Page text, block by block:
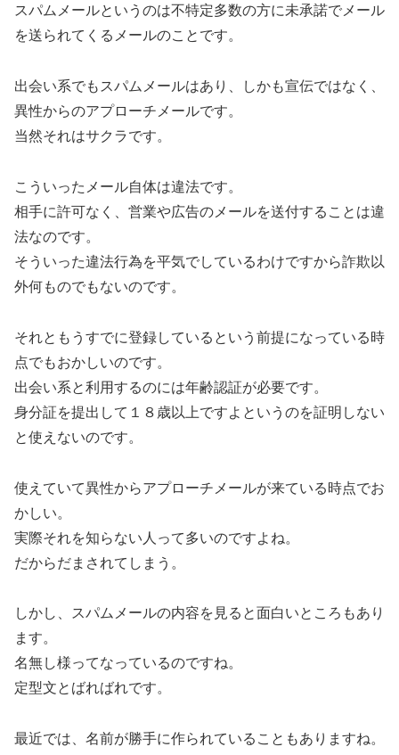
スパムメールというのは不特定多数の方に未承諾でメール
を送られてくるメールのことです。
出会い系でもスパムメールはあり、しかも宣伝ではなく、
異性からのアプローチメールです。
当然それはサクラです。
こういったメール自体は違法です。
相手に許可なく、営業や広告のメールを送付することは違
法なのです。
そういった違法行為を平気でしているわけですから詐欺以
外何ものでもないのです。
それともうすでに登録しているという前提になっている時
点でもおかしいのです。
出会い系と利用するのには年齢認証が必要です。
身分証を提出して１８歳以上ですよというのを証明しない
と使えないのです。
使えていて異性からアプローチメールが来ている時点でお
かしい。
実際それを知らない人って多いのですよね。
だからだまされてしまう。
しかし、スパムメールの内容を見ると面白いところもあり
ます。
名無し様ってなっているのですね。
定型文とばればれです。
最近では、名前が勝手に作られていることもありますね。